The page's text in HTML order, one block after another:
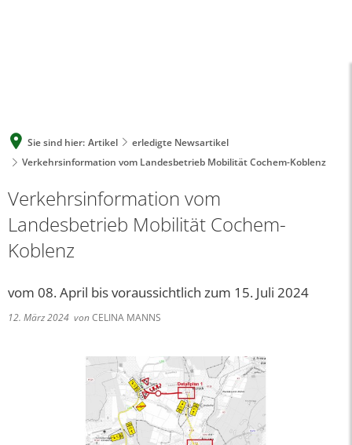
Sie sind hier: Artikel
erledigte Newsartikel
Verkehrsinformation vom Landesbetrieb Mobilität Cochem-Koblenz
Verkehrsinformation vom
Landesbetrieb Mobilität Cochem-
Koblenz
vom 08. April bis voraussichtlich zum 15. Juli 2024
12. März 2024 vonCELINA MANNS